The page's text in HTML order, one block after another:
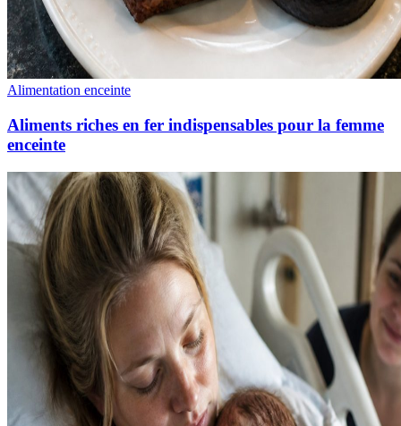
Alimentation enceinte
Aliments riches en fer indispensables pour la femme
enceinte